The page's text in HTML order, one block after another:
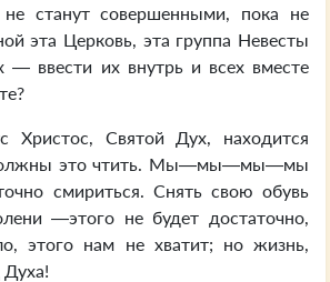
станут совершенными, пока не
эта Церковь, эта группа Невесты
— ввести их внутрь и всех вместе
Христос, Святой Дух, находится
это чтить. Мы—мы—мы—мы
смириться. Снять свою обувь
—этого не будет достаточно,
этого нам не хватит; но жизнь,